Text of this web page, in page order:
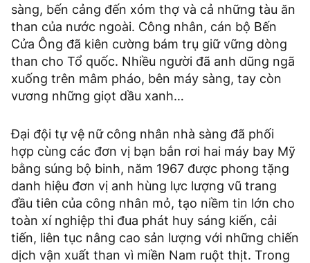
sàng, bến cảng đến xóm thợ và cả những tàu ăn
than của nước ngoài. Công nhân, cán bộ Bến
Cửa Ông đã kiên cường bám trụ giữ vững dòng
than cho Tổ quốc. Nhiều người đã anh dũng ngã
xuống trên mâm pháo, bên máy sàng, tay còn
vương những giọt dầu xanh…
Đại đội tự vệ nữ công nhân nhà sàng đã phối
hợp cùng các đơn vị bạn bắn rơi hai máy bay Mỹ
bằng súng bộ binh, năm 1967 được phong tặng
danh hiệu đơn vị anh hùng lực lượng vũ trang
đầu tiên của công nhân mỏ, tạo niềm tin lớn cho
toàn xí nghiệp thi đua phát huy sáng kiến, cải
tiến, liên tục nâng cao sản lượng với những chiến
dịch vận xuất than vì miền Nam ruột thịt. Trong